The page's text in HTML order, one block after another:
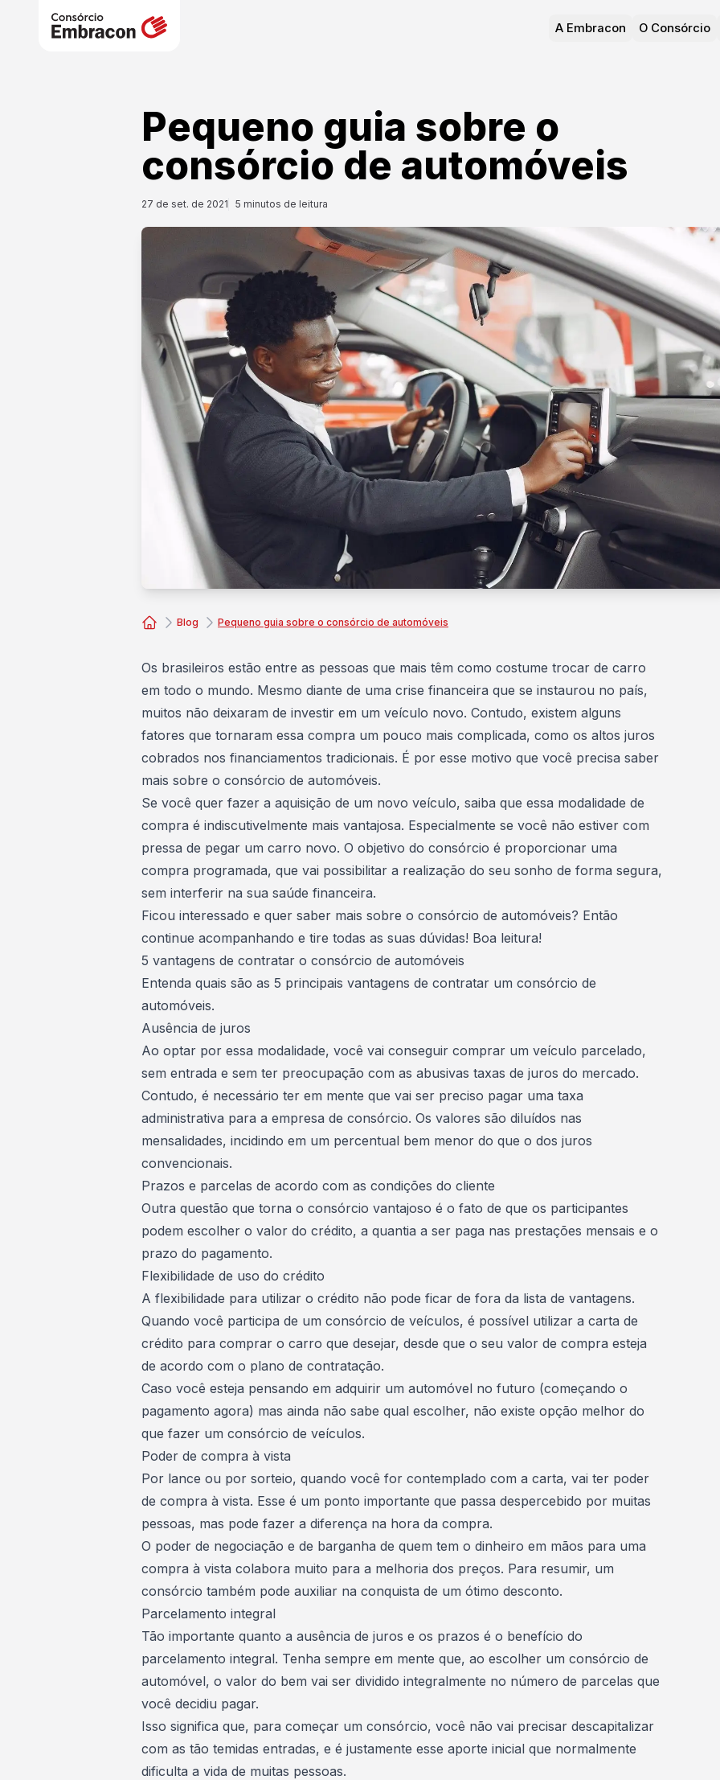
A Embracon O Consórcio
Pequeno guia sobre o
consórcio de automóveis
27 de set. de 2021 5 minutos de leitura
Blog Pequeno guia sobre o consórcio de automóveis
Os brasileiros estão entre as pessoas que mais têm como costume trocar de carro
em todo o mundo. Mesmo diante de uma crise financeira que se instaurou no país,
muitos não deixaram de investir em um veículo novo. Contudo, existem alguns
fatores que tornaram essa compra um pouco mais complicada, como os altos juros
cobrados nos financiamentos tradicionais. É por esse motivo que você precisa saber
mais sobre o consórcio de automóveis.
Se você quer fazer a aquisição de um novo veículo, saiba que essa modalidade de
compra é indiscutivelmente mais vantajosa. Especialmente se você não estiver com
pressa de pegar um carro novo. O objetivo do consórcio é proporcionar uma
compra programada, que vai possibilitar a realização do seu sonho de forma segura,
sem interferir na sua saúde financeira.
Ficou interessado e quer saber mais sobre o consórcio de automóveis? Então
continue acompanhando e tire todas as suas dúvidas! Boa leitura!
5 vantagens de contratar o consórcio de automóveis
Entenda quais são as 5 principais vantagens de contratar um consórcio de
automóveis.
Ausência de juros
Ao optar por essa modalidade, você vai conseguir comprar um veículo parcelado,
sem entrada e sem ter preocupação com as abusivas taxas de juros do mercado.
Contudo, é necessário ter em mente que vai ser preciso pagar uma taxa
administrativa para a empresa de consórcio. Os valores são diluídos nas
mensalidades, incidindo em um percentual bem menor do que o dos juros
convencionais.
Prazos e parcelas de acordo com as condições do cliente
Outra questão que torna o consórcio vantajoso é o fato de que os participantes
podem escolher o valor do crédito, a quantia a ser paga nas prestações mensais e o
prazo do pagamento.
Flexibilidade de uso do crédito
A flexibilidade para utilizar o crédito não pode ficar de fora da lista de vantagens.
Quando você participa de um consórcio de veículos, é possível utilizar a carta de
crédito para comprar o carro que desejar, desde que o seu valor de compra esteja
de acordo com o plano de contratação.
Caso você esteja pensando em adquirir um automóvel no futuro (começando o
pagamento agora) mas ainda não sabe qual escolher, não existe opção melhor do
que fazer um consórcio de veículos.
Poder de compra à vista
Por lance ou por sorteio, quando você for contemplado com a carta, vai ter poder
de compra à vista. Esse é um ponto importante que passa despercebido por muitas
pessoas, mas pode fazer a diferença na hora da compra.
O poder de negociação e de barganha de quem tem o dinheiro em mãos para uma
compra à vista colabora muito para a melhoria dos preços. Para resumir, um
consórcio também pode auxiliar na conquista de um ótimo desconto.
Parcelamento integral
Tão importante quanto a ausência de juros e os prazos é o benefício do
parcelamento integral. Tenha sempre em mente que, ao escolher um consórcio de
automóvel, o valor do bem vai ser dividido integralmente no número de parcelas que
você decidiu pagar.
Isso significa que, para começar um consórcio, você não vai precisar descapitalizar
com as tão temidas entradas, e é justamente esse aporte inicial que normalmente
dificulta a vida de muitas pessoas.